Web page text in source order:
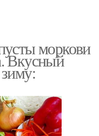
моркови
Вкусный